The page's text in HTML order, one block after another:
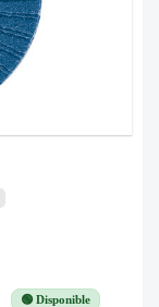
🟢 Disponible